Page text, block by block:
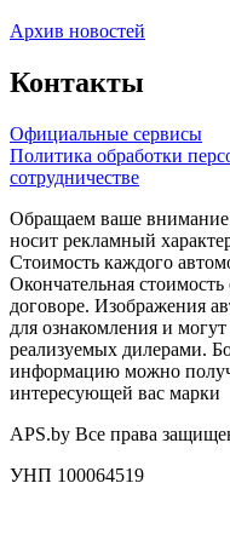
Архив новостей
Контакты
Официальные сервисы
Политика обработки
сотрудничестве
Обращаем ваше внимание
носит рекламный
Стоимость каждого
Окончательная
договоре. Изображения
для ознакомления и
реализуемых дилерами.
информацию можно
интересующей вас марки
APS.by Все права
УНП 100064519